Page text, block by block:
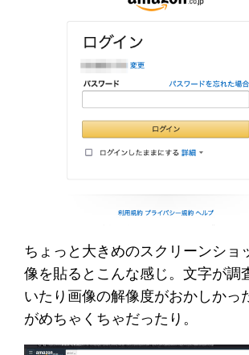
ちょっと大きめのスクリーンショ
像を貼るとこんな感じ。文字が調
いたり画像の解像度がおかしかっ
がめちゃくちゃだったり。